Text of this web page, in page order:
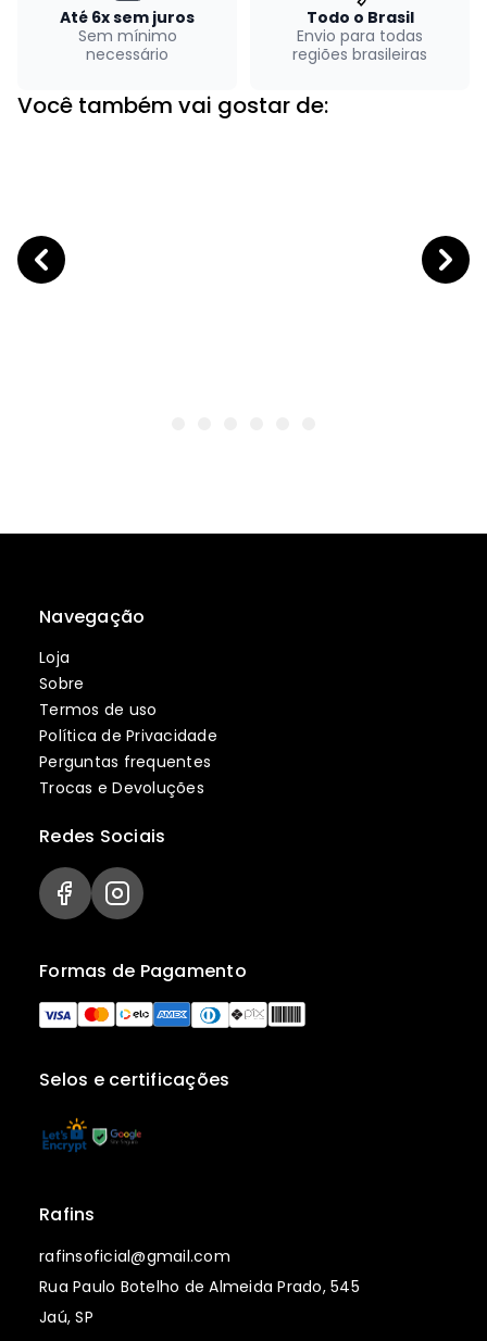
Até 6x sem juros
Sem mínimo
necessário
Todo o Brasil
Envio para todas
regiões brasileiras
Você também vai gostar de:
Navegação
Loja
Sobre
Termos de uso
Política de Privacidade
Perguntas frequentes
Trocas e Devoluções
Selos e certificações
Formas de Pagamento
Redes Sociais
Rafins
rafinsoficial@gmail.com
Rua Paulo Botelho de Almeida Prado, 545
Jaú, SP